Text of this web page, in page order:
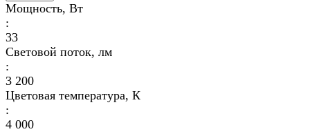
Мощность, Вт
:
33
Световой поток, лм
:
3 200
Цветовая температура, К
:
4 000